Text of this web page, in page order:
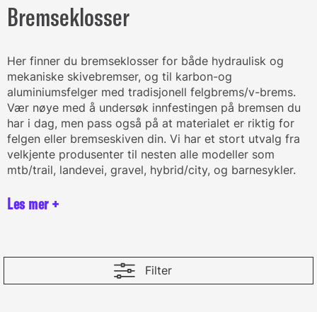
Bremseklosser
Her finner du bremseklosser for både hydraulisk og
mekaniske skivebremser, og til karbon-og
aluminiumsfelger med tradisjonell felgbrems/v-brems.
Vær nøye med å undersøk innfestingen på bremsen du
har i dag, men pass også på at materialet er riktig for
felgen eller bremseskiven din. Vi har et stort utvalg fra
velkjente produsenter til nesten alle modeller som
mtb/trail, landevei, gravel, hybrid/city, og barnesykler.
Filter